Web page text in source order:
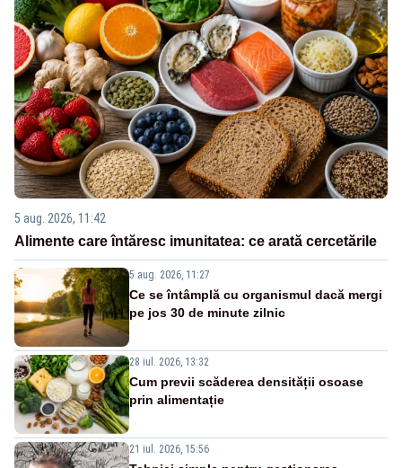
5 aug. 2026, 11:42
Alimente care întăresc imunitatea: ce arată cercetările
5 aug. 2026, 11:27
Ce se întâmplă cu organismul dacă mergi
pe jos 30 de minute zilnic
28 iul. 2026, 13:32
Cum previi scăderea densității osoase
prin alimentație
21 iul. 2026, 15:56